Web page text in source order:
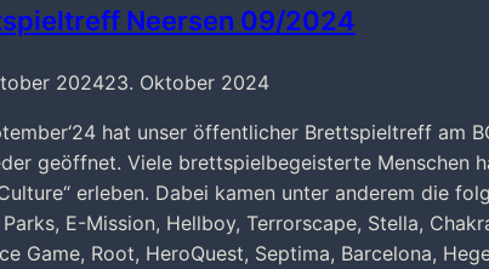
Neersen 09/2024
202423. Oktober 2024
hat unser öffentlicher Brettspieltreff am
geöffnet. Viele brettspielbegeisterte Menschen
erleben. Dabei kamen unter anderem die
E-Mission, Hellboy, Terrorscape, Stella,
Game, Root, HeroQuest, Septima, Barcelona,